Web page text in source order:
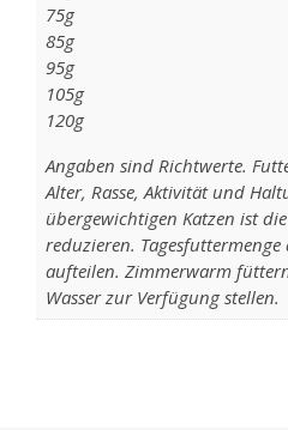
75g
85g
95g
105g
120g
Angaben sind Richtwerte.
Alter, Rasse, Aktivität und
übergewichtigen Katzen ist
reduzieren.
aufteilen. Zimmerwarm
Wasser zur Verfügung stellen.